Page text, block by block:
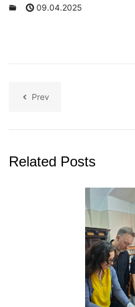
09.04.2025
Prev
Related Posts